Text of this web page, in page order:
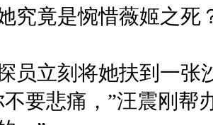
竟是惋惜薇姬之死
立刻将她扶到一张
悲痛，”汪震刚帮